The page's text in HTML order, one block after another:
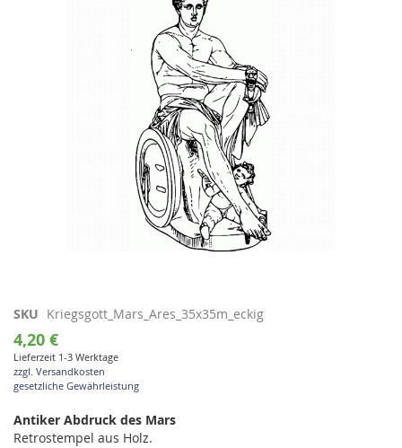
Zum
Anfang
der
Bildgalerie
springen
SKU Kriegsgott_Mars_Ares_35x35m_eckig
4,20 €
Lieferzeit 1-3 Werktage
zzgl. Versandkosten
gesetzliche Gewährleistung
Antiker Abdruck des Mars
Retrostempel aus Holz.